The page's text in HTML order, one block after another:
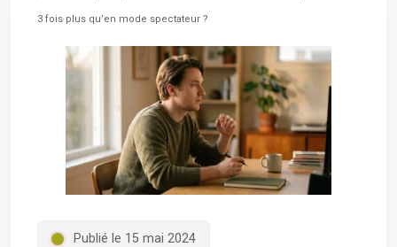
3 fois plus qu’en mode spectateur ?
Publié le 15 mai 2024